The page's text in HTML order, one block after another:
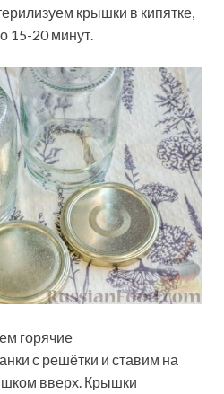
крышки в кипятке,
15-20 минут.
горячие
с решётки и ставим на
вверх. Крышки